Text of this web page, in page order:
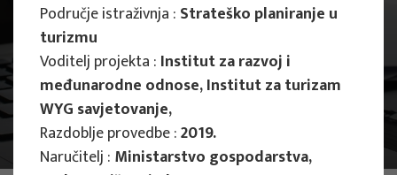
Projekti Stručni projekti
Područje istraživnja : Strateško planiranje u
turizmu
Voditelj projekta : Institut za razvoj i
međunarodne odnose, Institut za turizam
WYG savjetovanje,
Razdoblje provedbe :2019.
Naručitelj : Ministarstvo gospodarstva,